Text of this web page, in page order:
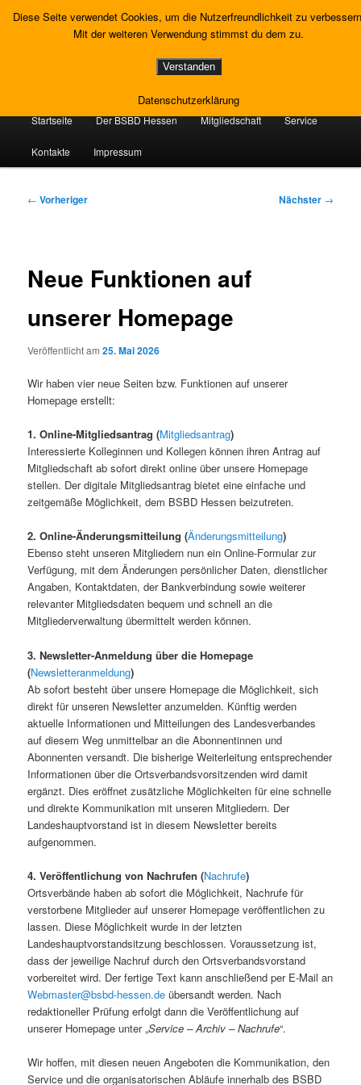
primären
Landesverband Hessen
HauptmenüStartseite Der BSBD Hessen Mitgliedschaft Service
Kontakte Impressum
Beitragsnavigation
← Vorheriger Nächster →
Neue Funktionen auf
unserer Homepage
Veröffentlicht am25. Mai 2026
Wir haben vier neue Seiten bzw. Funktionen auf unserer
Homepage erstellt:
1. Online-Mitgliedsantrag (Mitgliedsantrag)
Interessierte Kolleginnen und Kollegen können ihren Antrag auf
Mitgliedschaft ab sofort direkt online über unsere Homepage
stellen. Der digitale Mitgliedsantrag bietet eine einfache und
zeitgemäße Möglichkeit, dem BSBD Hessen beizutreten.
2. Online-Änderungsmitteilung (Änderungsmitteilung)
Ebenso steht unseren Mitgliedern nun ein Online-Formular zur
Verfügung, mit dem Änderungen persönlicher Daten, dienstlicher
Angaben, Kontaktdaten, der Bankverbindung sowie weiterer
relevanter Mitgliedsdaten bequem und schnell an die
Mitgliederverwaltung übermittelt werden können.
3. Newsletter-Anmeldung über die Homepage
(Newsletteranmeldung)
Ab sofort besteht über unsere Homepage die Möglichkeit, sich
direkt für unseren Newsletter anzumelden. Künftig werden
aktuelle Informationen und Mitteilungen des Landesverbandes
auf diesem Weg unmittelbar an die Abonnentinnen und
Abonnenten versandt. Die bisherige Weiterleitung entsprechender
Informationen über die Ortsverbandsvorsitzenden wird damit
ergänzt. Dies eröffnet zusätzliche Möglichkeiten für eine schnelle
und direkte Kommunikation mit unseren Mitgliedern. Der
Landeshauptvorstand ist in diesem Newsletter bereits
aufgenommen.
4. Veröffentlichung von Nachrufen (Nachrufe)
Ortsverbände haben ab sofort die Möglichkeit, Nachrufe für
verstorbene Mitglieder auf unserer Homepage veröffentlichen zu
lassen. Diese Möglichkeit wurde in der letzten
Landeshauptvorstandsitzung beschlossen. Voraussetzung ist,
dass der jeweilige Nachruf durch den Ortsverbandsvorstand
vorbereitet wird. Der fertige Text kann anschließend per E-Mail an
Webmaster@bsbd-hessen.de übersandt werden. Nach
redaktioneller Prüfung erfolgt dann die Veröffentlichung auf
unserer Homepage unter „Service – Archiv – Nachrufe“.
Wir hoffen, mit diesen neuen Angeboten die Kommunikation, den
Service und die organisatorischen Abläufe innerhalb des BSBD
Diese Seite verwendet Cookies, um die Nutzerfreundlichkeit zu
Mit der weiteren Verwendung stimmst du dem zu.
Verstanden
Datenschutzerklärung